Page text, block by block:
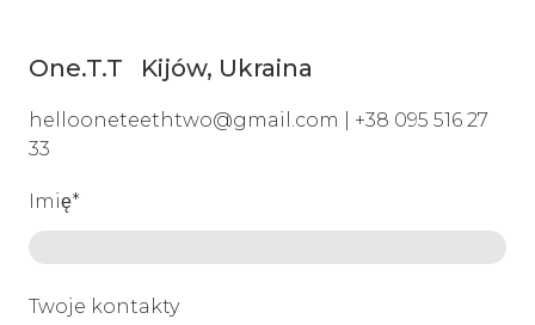
One.T.T Kijów, Ukraina
hellooneteethtwo@gmail.com | +38 095 516 27
33
Imię*
Twoje kontakty